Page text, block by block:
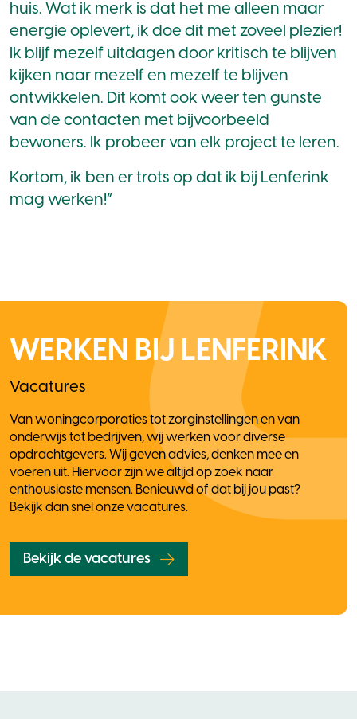
huis. Wat ik merk is dat het me alleen maar
energie oplevert, ik doe dit met zoveel plezier!
Ik blijf mezelf uitdagen door kritisch te blijven
kijken naar mezelf en mezelf te blijven
ontwikkelen. Dit komt ook weer ten gunste
van de contacten met bijvoorbeeld
bewoners. Ik probeer van elk project te leren.
Kortom, ik ben er trots op dat ik bij Lenferink
mag werken!”
WERKEN BIJ LENFERINK
Vacatures
Van woningcorporaties tot zorginstellingen en van
onderwijs tot bedrijven, wij werken voor diverse
opdrachtgevers. Wij geven advies, denken mee en
voeren uit. Hiervoor zijn we altijd op zoek naar
enthousiaste mensen. Benieuwd of dat bij jou past?
Bekijk dan snel onze vacatures.
Bekijk de vacatures